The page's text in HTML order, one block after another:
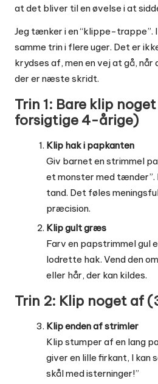
at det bliver til en øvelse i at
Jeg tænker i en “klippe-trappe”.
samme trin i flere uger. Det er
krydses af, men en vej at gå, når
der er næste skridt.
Trin 1: Bare klip
forsigtige 4-årige)
Klip hak i papkanten
Giv barnet en strimmel
et monster med tænder”.
tand. Det føles
præcision.
Klip gult græs
Farv en papstrimmel gul
lodrette hak. Vend den
eller hår, der kan kildes.
Trin 2: Klip noget af
Klip enden af strimler
Klip stumper af en lang
giver en lille firkant, I kan
skål med isterninger!”